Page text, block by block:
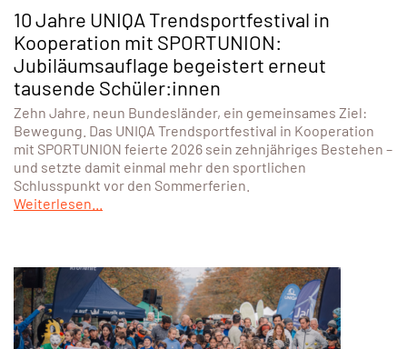
10 Jahre UNIQA Trendsportfestival in
Kooperation mit SPORTUNION:
Jubiläumsauflage begeistert erneut
tausende Schüler:innen
Zehn Jahre, neun Bundesländer, ein gemeinsames Ziel:
Bewegung. Das UNIQA Trendsportfestival in Kooperation
mit SPORTUNION feierte 2026 sein zehnjähriges Bestehen –
und setzte damit einmal mehr den sportlichen
Schlusspunkt vor den Sommerferien.
Weiterlesen...